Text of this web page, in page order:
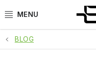
na
SPORTY
BLOG